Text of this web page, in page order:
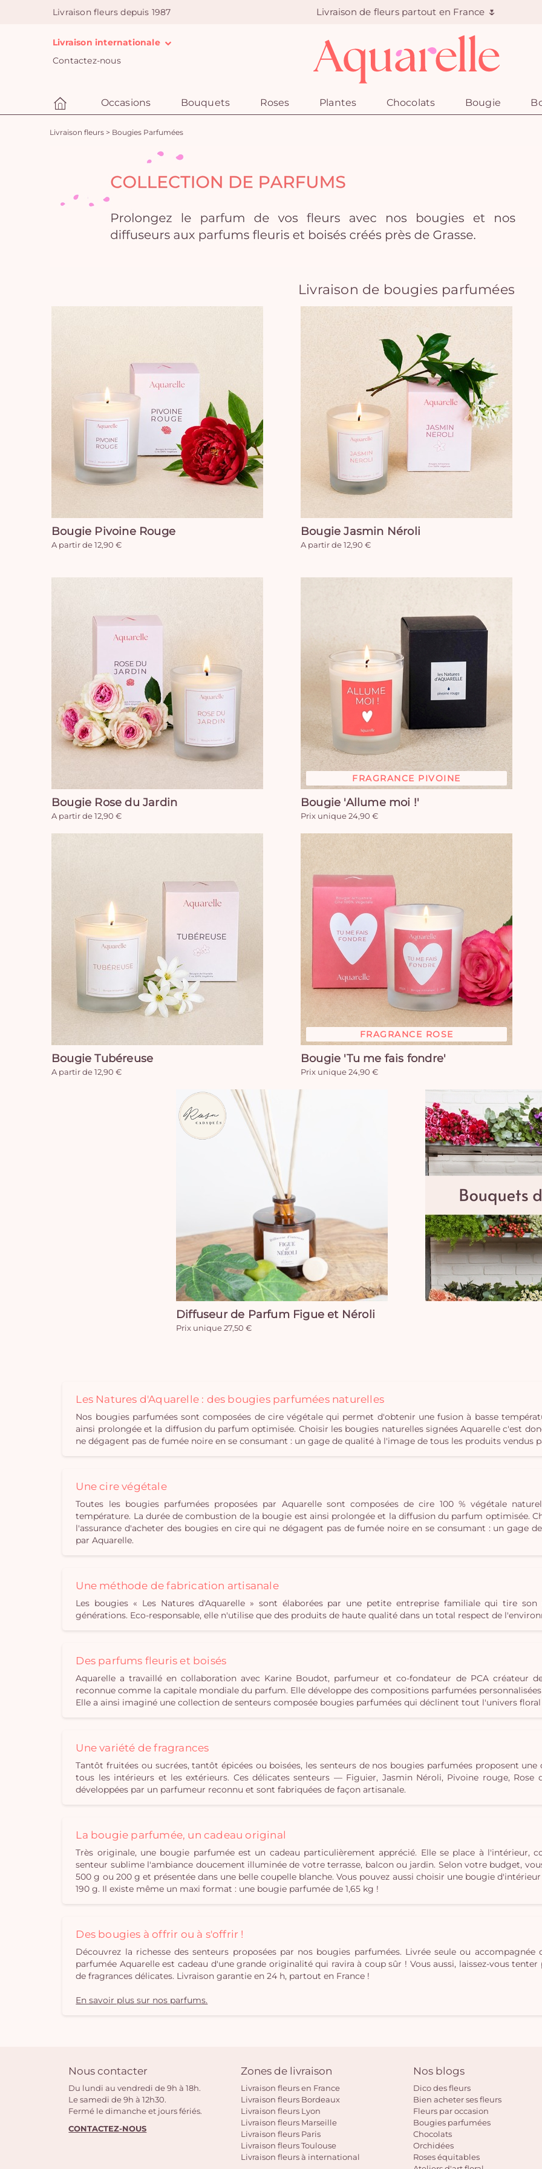
Livraison fleurs depuis 1987 Livraison de fleurs partout en France 🌷
Livraison internationale
Contactez-nous
Occasions Bouquets Roses Plantes Chocolats Bougie
Livraison fleurs > Bougies Parfumées
Livraison de bougies parfumées
Bougie Pivoine Rouge
A partir de 12,90 €
Bougie Jasmin Néroli
A partir de 12,90 €
Bougie Rose du Jardin
A partir de 12,90 €
FRAGRANCE PIVOINE
Bougie 'Allume moi !'
Prix unique 24,90 €
Bougie Tubéreuse
A partir de 12,90 €
FRAGRANCE ROSE
Bougie 'Tu me fais fondre'
Prix unique 24,90 €
Diffuseur de Parfum Figue et Néroli
Prix unique 27,50 €
Les Natures d'Aquarelle : des bougies parfumées naturelles
Nos bougies parfumées sont composées de cire végétale qui permet d'obtenir une fusion à basse
ainsi prolongée et la diffusion du parfum optimisée. Choisir les bougies naturelles signées Aquarelle c'est
ne dégagent pas de fumée noire en se consumant : un gage de qualité à l'image de tous les produits vendus
Une cire végétale
Toutes les bougies parfumées proposées par Aquarelle sont composées de cire 100 % végétale
température. La durée de combustion de la bougie est ainsi prolongée et la diffusion du parfum optimisée.
l'assurance d'acheter des bougies en cire qui ne dégagent pas de fumée noire en se consumant : un gage
par Aquarelle.
Une méthode de fabrication artisanale
Les bougies « Les Natures d'Aquarelle » sont élaborées par une petite entreprise familiale qui tire
générations. Eco-responsable, elle n'utilise que des produits de haute qualité dans un total respect de
Des parfums fleuris et boisés
Aquarelle a travaillé en collaboration avec Karine Boudot, parfumeur et co-fondateur de PCA créateur
reconnue comme la capitale mondiale du parfum. Elle développe des compositions parfumées
Elle a ainsi imaginé une collection de senteurs composée bougies parfumées qui déclinent tout l'univers floral
Une variété de fragrances
Tantôt fruitées ou sucrées, tantôt épicées ou boisées, les senteurs de nos bougies parfumées proposent
tous les intérieurs et les extérieurs. Ces délicates senteurs — Figuier, Jasmin Néroli, Pivoine rouge,
développées par un parfumeur reconnu et sont fabriquées de façon artisanale.
La bougie parfumée, un cadeau original
Très originale, une bougie parfumée est un cadeau particulièrement apprécié. Elle se place à l'intérieur,
senteur sublime l'ambiance doucement illuminée de votre terrasse, balcon ou jardin. Selon votre budget,
500 g ou 200 g et présentée dans une belle coupelle blanche. Vous pouvez aussi choisir une bougie
190 g. Il existe même un maxi format : une bougie parfumée de 1,65 kg !
Des bougies à offrir ou à s'offrir !
Découvrez la richesse des senteurs proposées par nos bougies parfumées. Livrée seule ou accompagnée
parfumée Aquarelle est cadeau d'une grande originalité qui ravira à coup sûr ! Vous aussi, laissez-vous
de fragrances délicates. Livraison garantie en 24 h, partout en France !
En savoir plus sur nos parfums.
Nous contacter
Du lundi au vendredi de 9h à 18h.
Le samedi de 9h à 12h30.
Fermé le dimanche et jours fériés.
CONTACTEZ-NOUS
Zones de livraison
Livraison fleurs en France
Livraison fleurs Bordeaux
Livraison fleurs Lyon
Livraison fleurs Marseille
Livraison fleurs Paris
Livraison fleurs Toulouse
Livraison fleurs à international
Nos blogs
Dico des fleurs
Bien acheter ses fleurs
Fleurs par occasion
Bougies parfumées
Chocolats
Orchidées
Roses équitables